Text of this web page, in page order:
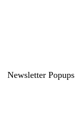
Newsletter Popups